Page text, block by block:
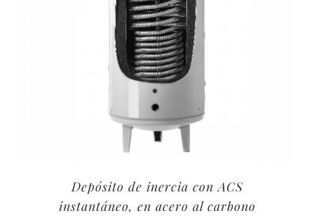
Depósito de inercia con ACS
instantáneo, en acero al carbono